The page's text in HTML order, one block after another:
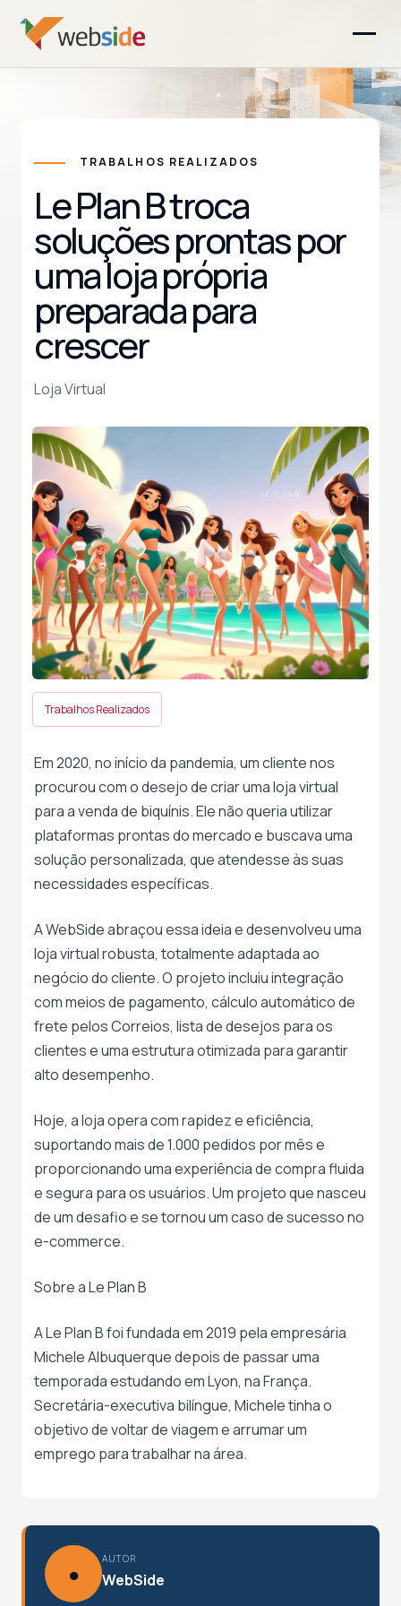
TRABALHOS REALIZADOS
Le Plan B troca
soluções prontas por
uma loja própria
preparada para
crescer
Loja Virtual
Trabalhos Realizados
Em 2020, no início da pandemia, um cliente nos
procurou com o desejo de criar uma loja virtual
para a venda de biquínis. Ele não queria utilizar
plataformas prontas do mercado e buscava uma
solução personalizada, que atendesse às suas
necessidades específicas.
A WebSide abraçou essa ideia e desenvolveu uma
loja virtual robusta, totalmente adaptada ao
negócio do cliente. O projeto incluiu integração
com meios de pagamento, cálculo automático de
frete pelos Correios, lista de desejos para os
clientes e uma estrutura otimizada para garantir
alto desempenho.
Hoje, a loja opera com rapidez e eficiência,
suportando mais de 1.000 pedidos por mês e
proporcionando uma experiência de compra fluida
e segura para os usuários. Um projeto que nasceu
de um desafio e se tornou um caso de sucesso no
e-commerce.
Sobre a Le Plan B
A Le Plan B foi fundada em 2019 pela empresária
Michele Albuquerque depois de passar uma
temporada estudando em Lyon, na França.
Secretária-executiva bilíngue, Michele tinha o
objetivo de voltar de viagem e arrumar um
emprego para trabalhar na área.
●
AUTOR
WebSide